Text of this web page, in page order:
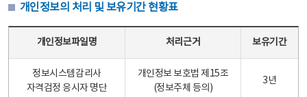
개인정보의 처리 및 보유기간 현황표
개인정보파일명 처리근거 보유기간
정보시스템감리사
자격검정 응시자 명단
개인정보 보호법 제15조
(정보주체 등의)
3년